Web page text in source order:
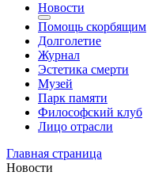
Новости
Помощь скорбящим
Долголетие
Журнал
Эстетика смерти
Музей
Парк памяти
Философский клуб
Лицо отрасли
Главная страница
Новости